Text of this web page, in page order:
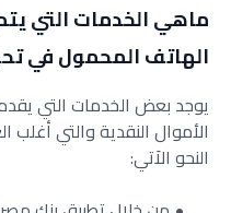
ماهي الخدمات التي
الهاتف المحمول في
يوجد بعض الخدمات التي
الأموال النقدية والتي
النحو الاَتي: